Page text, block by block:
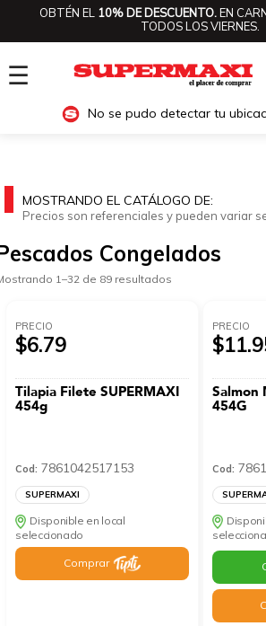
OBTÉN EL 10% DE DESCUENTO.EN
TODOS LOS VIERNES.
☰
No se pudo detectar tu
MOSTRANDO EL CATÁLOGO DE:
Precios son referenciales y pueden variar
Congelados
1–32 de 89 resultados
PRECIO
$6.79
Tilapia Filete SUPERMAXI
454g
Cod: 7861042517153
SUPERMAXI
Disponible en local
seleccionado
Comprar
PRECIO
Salmon
454G
Cod: